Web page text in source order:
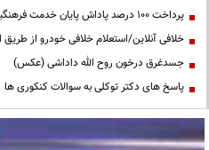
پرداخت ۱۰۰ درصد پاداش پایان خدمت فرهنگیان
خلافی آنلاین/استعلام خلافی خودرو از طریق
جسدغرق درخون روح الله داداشی (عکس)
پاسخ های دکتر توکلی به سوالات کنکوری ها